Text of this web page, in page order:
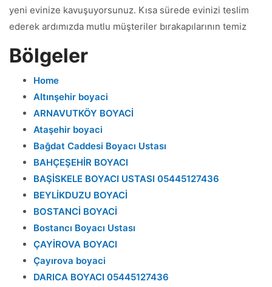
yeni evinize kavuşuyorsunuz. Kısa sürede evinizi teslim
ederek ardımızda mutlu müşteriler bırakapılarının temiz
Bölgeler
Home
Altınşehir boyaci
ARNAVUTKÖY BOYACİ
Ataşehir boyaci
Bağdat Caddesi Boyacı Ustası
BAHÇEŞEHİR BOYACI
BAŞİSKELE BOYACI USTASI 05445127436
BEYLİKDUZU BOYACİ
BOSTANCİ BOYACİ
Bostancı Boyacı Ustası
ÇAYİROVA BOYACI
Çayırova boyaci
DARICA BOYACI 05445127436